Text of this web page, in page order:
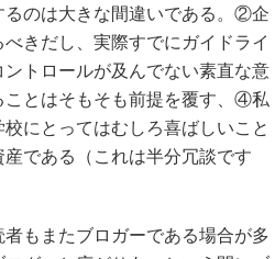
るのは大きな間違いである。②企
きだし、実際すでにガイドライ
トロールが及んでない素直な意
ことはそもそも前提を覆す、④私
にとってはむしろ喜ばしいこと
である（これは半分冗談です
もまたブロガーである場合が多